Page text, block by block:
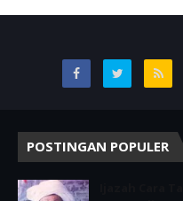
POSTINGAN POPULER